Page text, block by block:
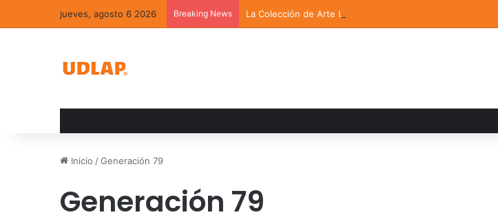
jueves, agosto 6 2026 Breaking News La Colección de Arte UDLAP fortalece su acervo con
Inicio /Generación 79
Generación 79